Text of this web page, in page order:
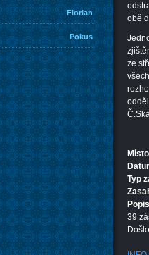
Florian
Pokus
obě
ze
Typ
39